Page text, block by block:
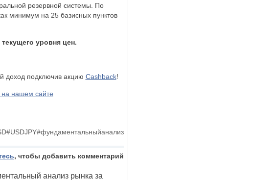
резервной системы. По
минимум на 25 базисных пунктов
текущего уровня цен.
доход подключив акцию Cashback!
нашем сайте
, чтобы добавить комментарий
анализ рынка за